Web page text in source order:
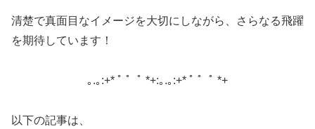
清楚で真面目なイメージを大切にしながら、さらなる飛躍
を期待しています！
｡.｡:+* ﾟ ゜ﾟ *+:｡.｡:+* ﾟ ゜ﾟ *+
以下の記事は、